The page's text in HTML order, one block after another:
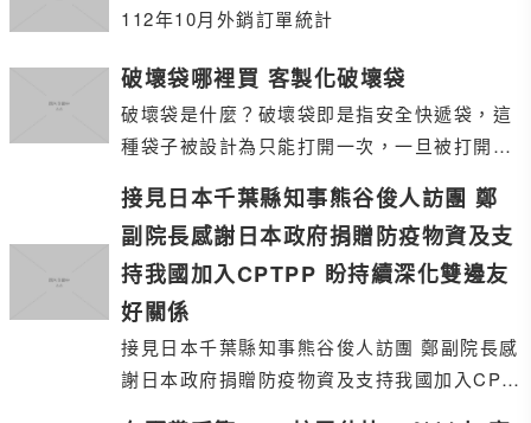
112年10月外銷訂單統計
破壞袋哪裡買 客製化破壞袋
破壞袋是什麼？破壞袋即是指安全快遞袋，這
種袋子被設計為只能打開一次，一旦被打開就
人私自打開
接見日本千葉縣知事熊谷俊人訪團 鄭
副院長感謝日本政府捐贈防疫物資及支
持我國加入CPTPP 盼持續深化雙邊友
好關係
接見日本千葉縣知事熊谷俊人訪團 鄭副院長感
謝日本政府捐贈防疫物資及支持我國加入CPT